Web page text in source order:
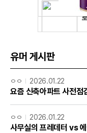
유머 게시판
ㅇㅇ 2026.01.22
요즘 신축아파트 사전점
ㅇㅇ 2026.01.22
사무실의 프레데터 vs